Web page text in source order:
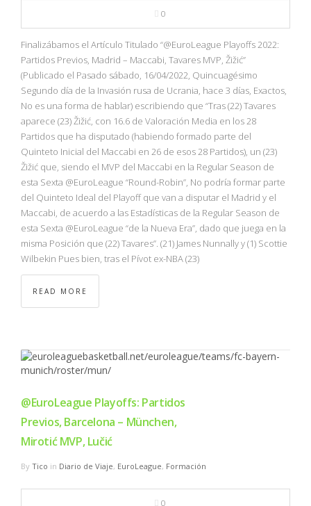
0
Finalizábamos el Artículo Titulado “@EuroLeague Playoffs 2022:
Partidos Previos, Madrid – Maccabi, Tavares MVP, Žižić”
(Publicado el Pasado sábado, 16/04/2022, Quincuagésimo
Segundo día de la Invasión rusa de Ucrania, hace 3 días, Exactos,
No es una forma de hablar) escribiendo que “Tras (22) Tavares
aparece (23) Žižić, con 16.6 de Valoración Media en los 28
Partidos que ha disputado (habiendo formado parte del
Quinteto Inicial del Maccabi en 26 de esos 28 Partidos), un (23)
Žižić que, siendo el MVP del Maccabi en la Regular Season de
esta Sexta @EuroLeague “Round-Robin”, No podría formar parte
del Quinteto Ideal del Playoff que van a disputar el Madrid y el
Maccabi, de acuerdo a las Estadísticas de la Regular Season de
esta Sexta @EuroLeague “de la Nueva Era”, dado que juega en la
misma Posición que (22) Tavares”. (21) James Nunnally y (1) Scottie
Wilbekin Pues bien, tras el Pívot ex-NBA (23)
READ MORE
@EuroLeague Playoffs: Partidos
Previos, Barcelona – München,
Mirotić MVP, Lučić
By Tico in Diario de Viaje, EuroLeague, Formación
0